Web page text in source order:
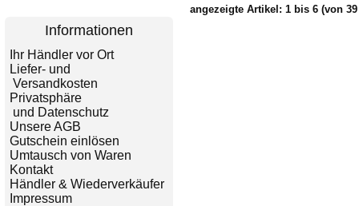
Informationen
Ihr Händler vor Ort
Liefer- und
Versandkosten
Privatsphäre
und Datenschutz
Unsere AGB
Gutschein einlösen
Umtausch von Waren
Kontakt
Händler & Wiederverkäufer
Impressum
angezeigte Artikel: 1 bis 6 (von 39